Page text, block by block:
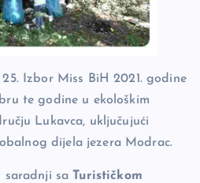
Izbor Miss BiH 2021. godine
te godine u ekološkim
Lukavca, uključujući
dijela jezera Modrac.
saradnji saTurističkom